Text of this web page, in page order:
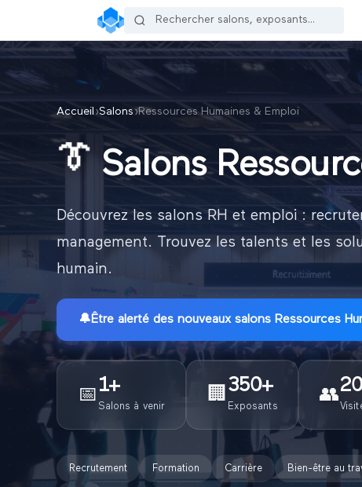
Accueil ›Salons ›Ressources Humaines & Emploi
👔 Salons
Découvrez les salons RH et emploi :
management. Trouvez les talents et les
humain.
🔔Être alerté des nouveaux salons Ressources
📅1+
Salons à venir
🏢 350+
Exposants
👥
Recrutement Formation Carrière Bien-être au